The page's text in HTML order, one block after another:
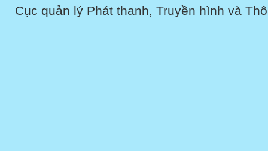
Cục quản lý Phát thanh, Truyền hình và